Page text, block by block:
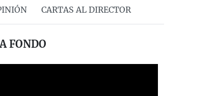
CARTAS AL DIRECTOR
FONDO